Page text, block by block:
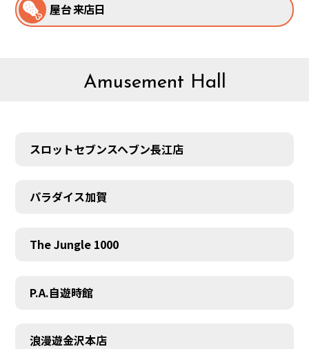
屋台 来店日
Amusement Hall
スロットセブンスヘブン長江店
パラダイス加賀
The Jungle 1000
P.A.自遊時館
浪漫遊金沢本店